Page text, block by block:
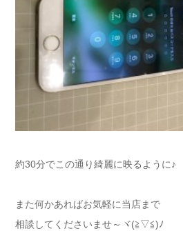
約30分でこの通り綺麗に映るように♪
また何かあればお気軽に当店まで
相談してくださいませ～ヾ(≧▽≦)ﾉ